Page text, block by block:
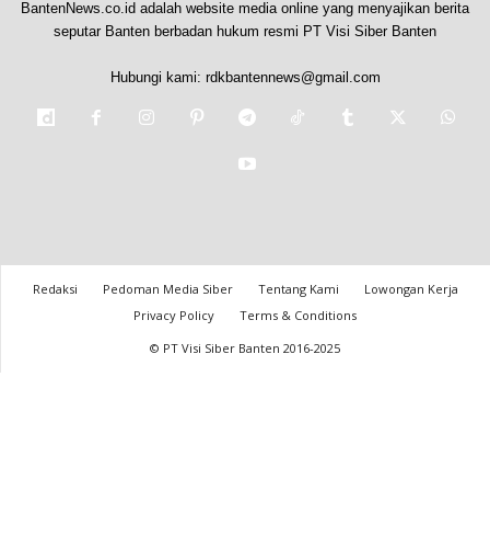
BantenNews.co.id adalah website media online yang menyajikan berita
seputar Banten berbadan hukum resmi PT Visi Siber Banten
Hubungi kami: rdkbantennews@gmail.com
Redaksi Pedoman Media Siber Tentang Kami
Lowongan Kerja
Privacy Policy
Terms & Conditions
© PT Visi Siber Banten 2016-2025